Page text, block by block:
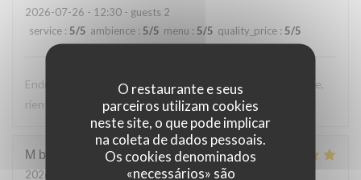
O restaurante e seus
parceiros utilizam cookies
neste site, o que pode implicar
na coleta de dados pessoais.
Os cookies denominados
«necessários» são
2026-07-26 - 12:30 - guests 2
service : 5/5 ambience : 5/5 menu : 5/5 quality_price : 5/5
Endroit tres accueillant, service efficace, personnel aimable,
rien a reprocher sur les plats.
M bouchon
2026-07-24 - 19:30 - guests 2